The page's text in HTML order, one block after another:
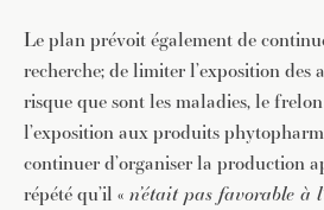
Le plan prévoit également de
recherche; de limiter l’exposition des
risque que sont les maladies, le
l’exposition aux produits
continuer d’organiser la production
répété qu’il « n’était pas favorable à